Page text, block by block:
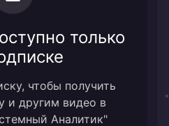
только
чтобы получить
и другим видео в
Аналитик"